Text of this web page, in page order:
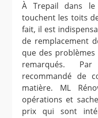
À Trepail dans
touchent les toits
fait, il est
de remplacement
que des
remarqués.
recommandé de
matière. ML
opérations et
prix qui sont